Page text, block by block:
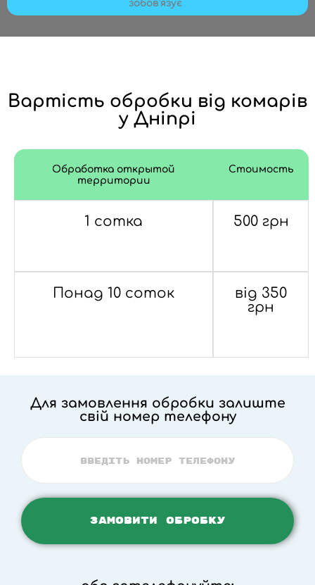
зобов'язує
Вартість обробки від комарів
у Дніпрі
Обработка открытой
территории
Стоимость
1 сотка 500 грн
Понад 10 соток
від 350
грн
Для замовлення обробки залиште
свій номер телефону